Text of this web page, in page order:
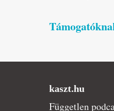
kaszt.hu
Független